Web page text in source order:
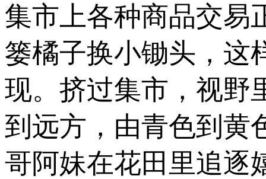
集市上各种商品交易
篓橘子换小锄头，这
现。挤过集市，视野
到远方，由青色到黄
哥阿妹在花田里追逐